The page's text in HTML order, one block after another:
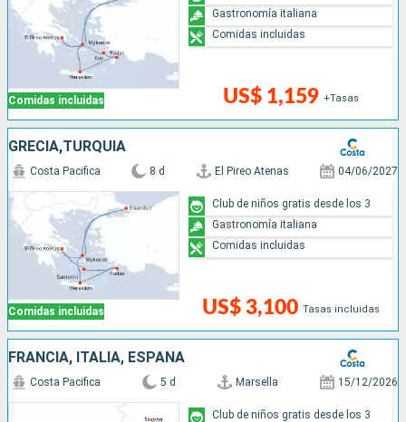
Comidas incluidas US$ 1,159 +Tasas
Gastronomía italiana
Comidas incluidas
GRECIA,TURQUÍA
Comidas incluidas
Costa Pacifica 8 d El Pireo Atenas 04/06/2027
US$ 3,100 Tasas incluidas
Club de niños gratis desde los 3
Gastronomía italiana
Comidas incluidas
FRANCIA, ITALIA, ESPAÑA
Costa Pacifica 5 d Marsella 15/12/2026
Club de niños gratis desde los 3